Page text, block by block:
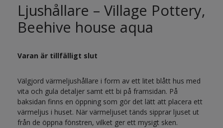
Ljushållare – Village Pottery,
Beehive house aqua
Varan är tillfälligt slut
Välgjord värmeljushållare i form av ett litet blått hus med
vita och gula detaljer samt ett bi på framsidan. På
baksidan finns en öppning som gör det lätt att placera ett
värmeljus i huset. När värmeljuset tänds sipprar ljuset ut
från de öppna fönstren, vilket ger ett mysigt sken.